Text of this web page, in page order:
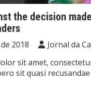
the decision
2018 Jornal da
sit amet,
sit quasi